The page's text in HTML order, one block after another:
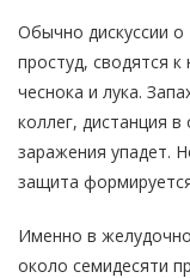
Обычно дискуссии о
простуд, сводятся
чеснока и лука.
коллег, дистанция
заражения упадет.
защита
Именно в
около семидесяти